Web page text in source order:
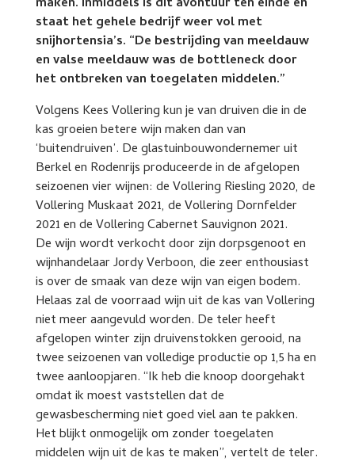
staat het gehele bedrijf weer vol met
snijhortensia’s. “De bestrijding van meeldauw
en valse meeldauw was de bottleneck door
het ontbreken van toegelaten middelen.”
Volgens Kees Vollering kun je van druiven die in de
kas groeien betere wijn maken dan van
‘buitendruiven’. De glastuinbouwondernemer uit
Berkel en Rodenrijs produceerde in de afgelopen
seizoenen vier wijnen: de Vollering Riesling 2020, de
Vollering Muskaat 2021, de Vollering Dornfelder
2021 en de Vollering Cabernet Sauvignon 2021.
De wijn wordt verkocht door zijn dorpsgenoot en
wijnhandelaar Jordy Verboon, die zeer enthousiast
is over de smaak van deze wijn van eigen bodem.
Helaas zal de voorraad wijn uit de kas van Vollering
niet meer aangevuld worden. De teler heeft
afgelopen winter zijn druivenstokken gerooid, na
twee seizoenen van volledige productie op 1,5 ha en
twee aanloopjaren. “Ik heb die knoop doorgehakt
omdat ik moest vaststellen dat de
gewasbescherming niet goed viel aan te pakken.
Het blijkt onmogelijk om zonder toegelaten
middelen wijn uit de kas te maken”, vertelt de teler.